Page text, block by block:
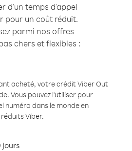
d'un temps d'appel
pour un coût réduit.
parmi nos offres
chers et flexibles :
acheté, votre crédit Viber Out
Vous pouvez l'utiliser pour
numéro dans le monde en
Viber.
jours